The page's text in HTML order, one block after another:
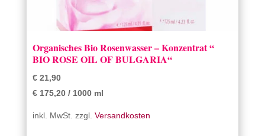
Organisches Bio Rosenwasser – Konzentrat “
BIO ROSE OIL OF BULGARIA“
€21,90
€175,20/ 1000 ml
inkl. MwSt. zzgl. Versandkosten